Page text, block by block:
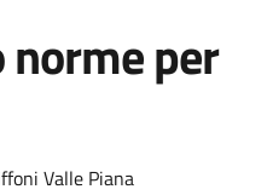
norme per
Valle Piana